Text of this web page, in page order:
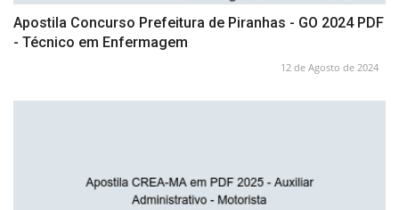
Apostila Concurso Prefeitura de Piranhas - GO 2024 PDF
- Técnico em Enfermagem
12 de Agosto de 2024